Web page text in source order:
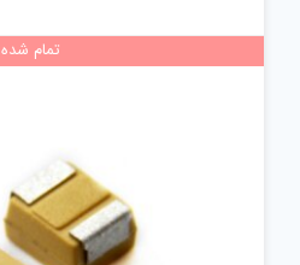
تمام شده